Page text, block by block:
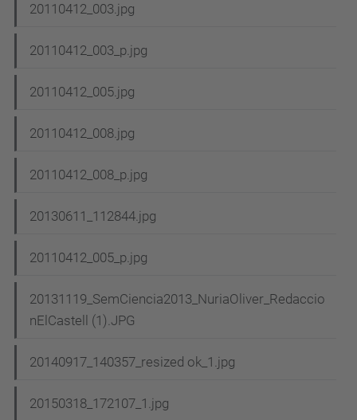
20110412_003.jpg
20110412_003_p.jpg
20110412_005.jpg
20110412_008.jpg
20110412_008_p.jpg
20130611_112844.jpg
20110412_005_p.jpg
20131119_SemCiencia2013_NuriaOliver_Redaccio
nElCastell (1).JPG
20140917_140357_resized ok_1.jpg
20150318_172107_1.jpg